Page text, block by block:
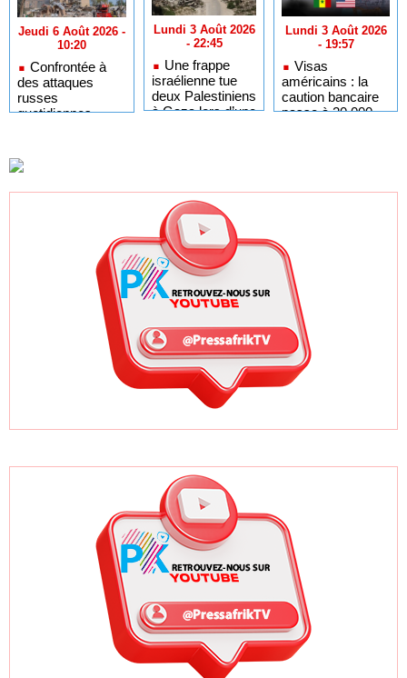
Jeudi 6 Août 2026 -
10:20
Confrontée à
des attaques
russes
quotidiennes,
Kramatorsk
Lundi 3 Août 2026
- 22:45
Une frappe
israélienne tue
deux Palestiniens
à Gaza lors d’une
Lundi 3 Août 2026
- 19:57
Visas
américains : la
caution bancaire
passe à 20 000